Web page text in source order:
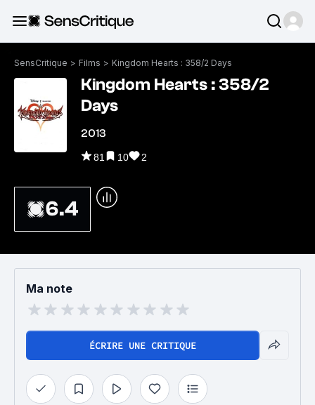
SensCritique > Films > Kingdom Hearts : 358/2 Days
Kingdom Hearts : 358/2
Days
2013
81 10 2
6.4
Ma note
ÉCRIRE UNE CRITIQUE